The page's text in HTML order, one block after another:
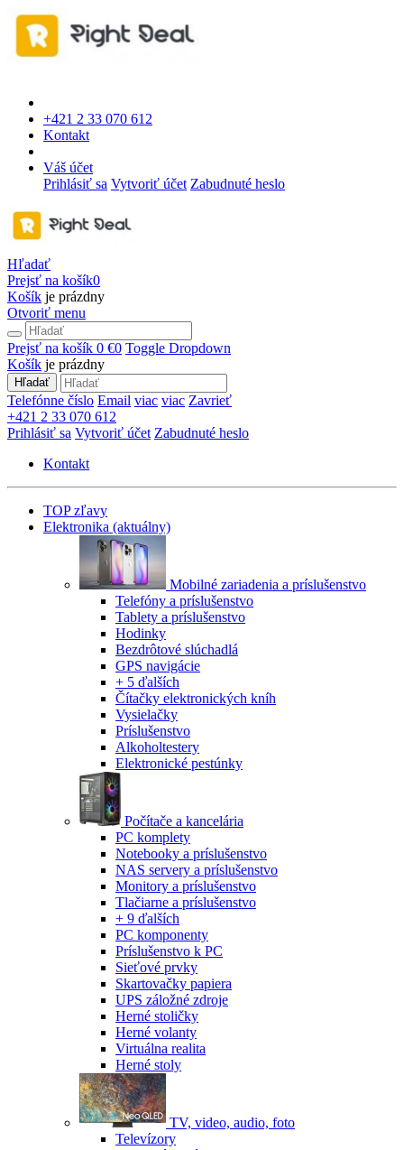
+421 2 33 070 612
Kontakt
Váš účet
Prihlásiť sa Vytvoriť účet Zabudnuté heslo
Hľadať
Prejsť na košík0
Košík je prázdny
Otvoriť menu
Prejsť na košík 0 €0 Toggle Dropdown
Košík je prázdny
Hľadať
Telefónne číslo Email viac viac Zavrieť
+421 2 33 070 612
Prihlásiť sa Vytvoriť účet Zabudnuté heslo
Kontakt
TOP zľavy
Elektronika (aktuálny)
Mobilné zariadenia a príslušenstvo
Telefóny a príslušenstvo
Tablety a príslušenstvo
Hodinky
Bezdrôtové slúchadlá
GPS navigácie
+ 5 ďalších
Čítačky elektronických kníh
Vysielačky
Príslušenstvo
Alkoholtestery
Elektronické pestúnky
Počítače a kancelária
PC komplety
Notebooky a príslušenstvo
NAS servery a príslušenstvo
Monitory a príslušenstvo
Tlačiarne a príslušenstvo
+ 9 ďalších
PC komponenty
Príslušenstvo k PC
Sieťové prvky
Skartovačky papiera
UPS záložné zdroje
Herné stoličky
Herné volanty
Virtuálna realita
Herné stoly
TV, video, audio, foto
Televízory